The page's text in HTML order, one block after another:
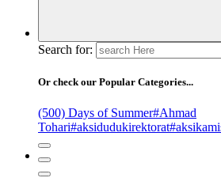
Search for:
Or check our Popular Categories...
(500) Days of Summer#Ahmad
Tohari#aksidudukirektorat